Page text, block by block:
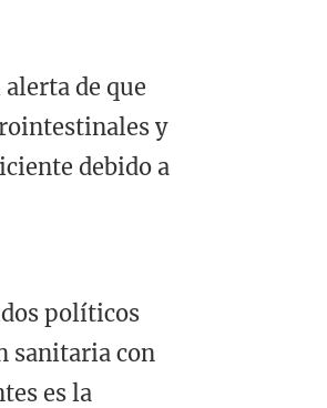
de que
y
debido a
políticos
sanitaria con
es la